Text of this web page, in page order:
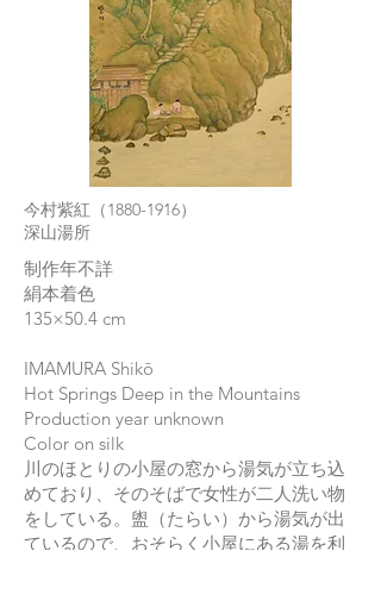
今村紫紅（1880-1916）
深山湯所
制作年不詳
絹本着色
135×50.4 cm
IMAMURA Shikō
Hot Springs Deep in the Mountains
Production year unknown
Color on silk
川のほとりの小屋の窓から湯気が立ち込
めており、そのそばで女性が二人洗い物
をしている。盥（たらい）から湯気が出
ているので、おそらく小屋にある湯を利